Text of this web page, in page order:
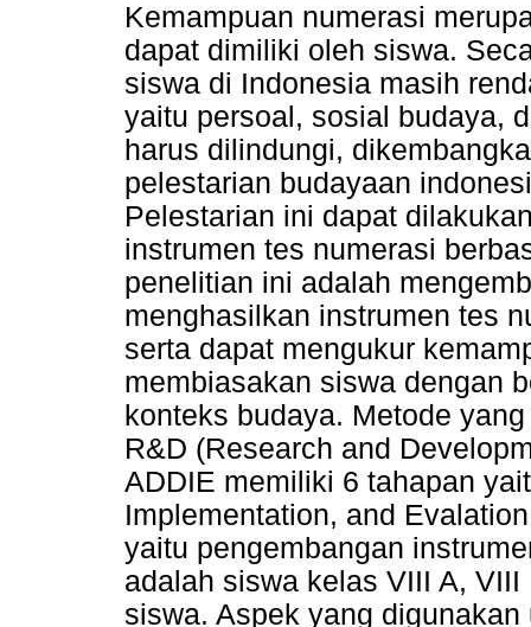
Kemampuan numerasi
dapat dimiliki oleh siswa.
siswa di Indonesia masih
yaitu persoal, sosial budaya,
harus dilindungi,
pelestarian budayaan
Pelestarian ini dapat
instrumen tes numerasi
penelitian ini adalah
menghasilkan instrumen tes
serta dapat mengukur
membiasakan siswa dengan
konteks budaya. Metode
R&D (Research and
ADDIE memiliki 6 tahapan
Implementation, and
yaitu pengembangan
adalah siswa kelas VIII A,
siswa. Aspek yang